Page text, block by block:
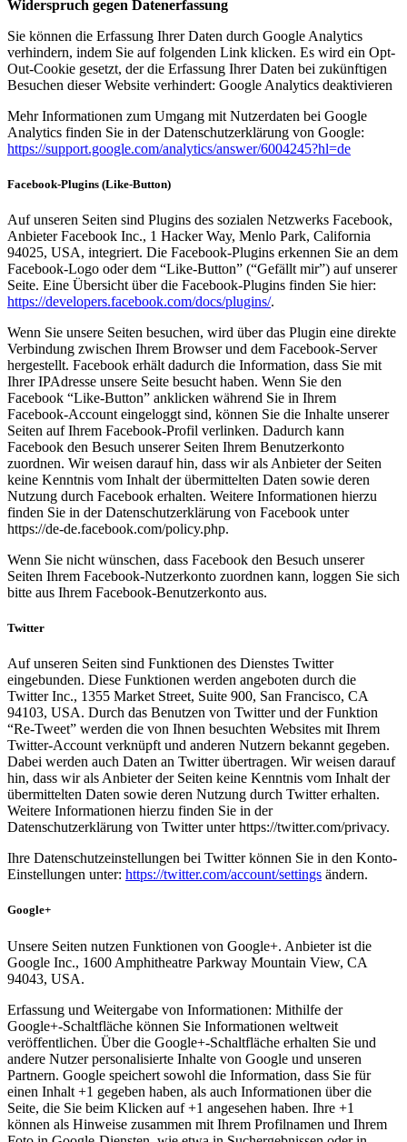
Widerspruch gegen Datenerfassung
Sie können die Erfassung Ihrer Daten durch Google Analytics
verhindern, indem Sie auf folgenden Link klicken. Es wird ein Opt-
Out-Cookie gesetzt, der die Erfassung Ihrer Daten bei zukünftigen
Besuchen dieser Website verhindert: Google Analytics deaktivieren
Mehr Informationen zum Umgang mit Nutzerdaten bei Google
Analytics finden Sie in der Datenschutzerklärung von Google:
https://support.google.com/analytics/answer/6004245?hl=de
Facebook-Plugins (Like-Button)
Auf unseren Seiten sind Plugins des sozialen Netzwerks Facebook,
Anbieter Facebook Inc., 1 Hacker Way, Menlo Park, California
94025, USA, integriert. Die Facebook-Plugins erkennen Sie an dem
Facebook-Logo oder dem “Like-Button” (“Gefällt mir”) auf unserer
Seite. Eine Übersicht über die Facebook-Plugins finden Sie hier:
https://developers.facebook.com/docs/plugins/.
Wenn Sie unsere Seiten besuchen, wird über das Plugin eine direkte
Verbindung zwischen Ihrem Browser und dem Facebook-Server
hergestellt. Facebook erhält dadurch die Information, dass Sie mit
Ihrer IPAdresse unsere Seite besucht haben. Wenn Sie den
Facebook “Like-Button” anklicken während Sie in Ihrem
Facebook-Account eingeloggt sind, können Sie die Inhalte unserer
Seiten auf Ihrem Facebook-Profil verlinken. Dadurch kann
Facebook den Besuch unserer Seiten Ihrem Benutzerkonto
zuordnen. Wir weisen darauf hin, dass wir als Anbieter der Seiten
keine Kenntnis vom Inhalt der übermittelten Daten sowie deren
Nutzung durch Facebook erhalten. Weitere Informationen hierzu
finden Sie in der Datenschutzerklärung von Facebook unter
https://de-de.facebook.com/policy.php.
Wenn Sie nicht wünschen, dass Facebook den Besuch unserer
Seiten Ihrem Facebook-Nutzerkonto zuordnen kann, loggen Sie sich
bitte aus Ihrem Facebook-Benutzerkonto aus.
Twitter
Auf unseren Seiten sind Funktionen des Dienstes Twitter
eingebunden. Diese Funktionen werden angeboten durch die
Twitter Inc., 1355 Market Street, Suite 900, San Francisco, CA
94103, USA. Durch das Benutzen von Twitter und der Funktion
“Re-Tweet” werden die von Ihnen besuchten Websites mit Ihrem
Twitter-Account verknüpft und anderen Nutzern bekannt gegeben.
Dabei werden auch Daten an Twitter übertragen. Wir weisen darauf
hin, dass wir als Anbieter der Seiten keine Kenntnis vom Inhalt der
übermittelten Daten sowie deren Nutzung durch Twitter erhalten.
Weitere Informationen hierzu finden Sie in der
Datenschutzerklärung von Twitter unter https://twitter.com/privacy.
Ihre Datenschutzeinstellungen bei Twitter können Sie in den Konto-
Einstellungen unter: https://twitter.com/account/settings ändern.
Google+
Unsere Seiten nutzen Funktionen von Google+. Anbieter ist die
Google Inc., 1600 Amphitheatre Parkway Mountain View, CA
94043, USA.
Erfassung und Weitergabe von Informationen: Mithilfe der
Google+-Schaltfläche können Sie Informationen weltweit
veröffentlichen. Über die Google+-Schaltfläche erhalten Sie und
andere Nutzer personalisierte Inhalte von Google und unseren
Partnern. Google speichert sowohl die Information, dass Sie für
einen Inhalt +1 gegeben haben, als auch Informationen über die
Seite, die Sie beim Klicken auf +1 angesehen haben. Ihre +1
können als Hinweise zusammen mit Ihrem Profilnamen und Ihrem